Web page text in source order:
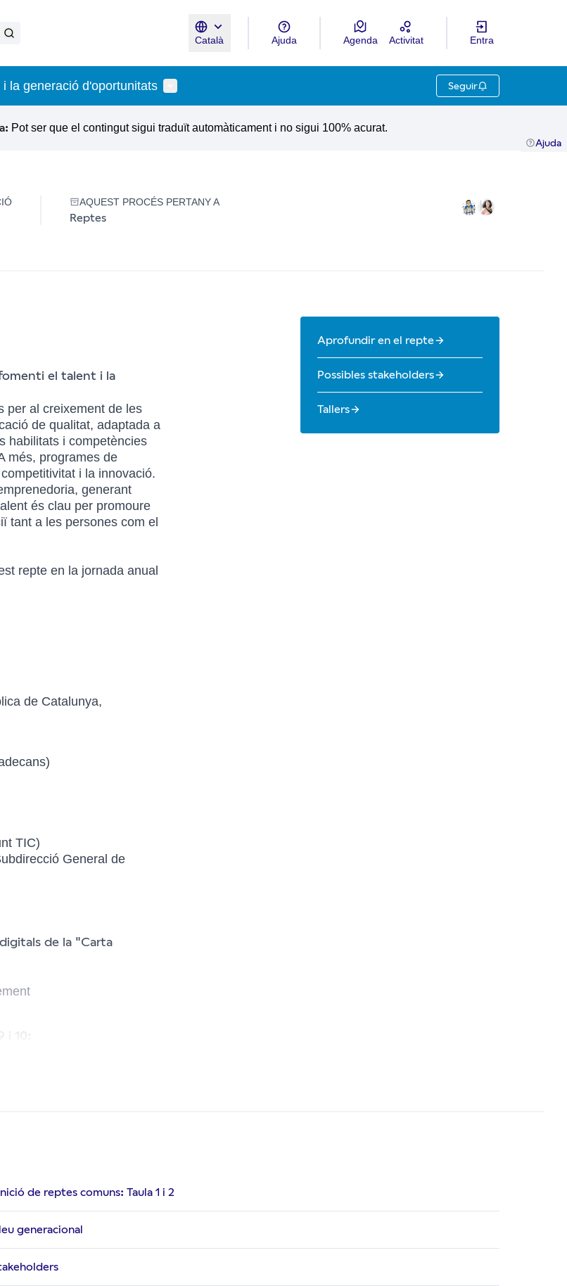
Català
Triar la llengua Choose language
Ajuda Agenda Activitat Entra
la generació d'oportunitats Menú d'usuari Seguir
Pot ser que el contingut sigui traduït automàticament i no sigui 100% acurat.
Ajuda
AQUEST PROCÉS PERTANY A
Reptes
el talent i la
per al creixement de les
de qualitat, adaptada a
habilitats i competències
més, programes de
i la innovació.
generant
és clau per promoure
tant a les persones com el
repte en la jornada anual
de Catalunya,
TIC)
General de
de la "Carta
10:
Aprofundir en el repte
Possibles stakeholders
Tallers
de reptes comuns: Taula 1 i 2
generacional